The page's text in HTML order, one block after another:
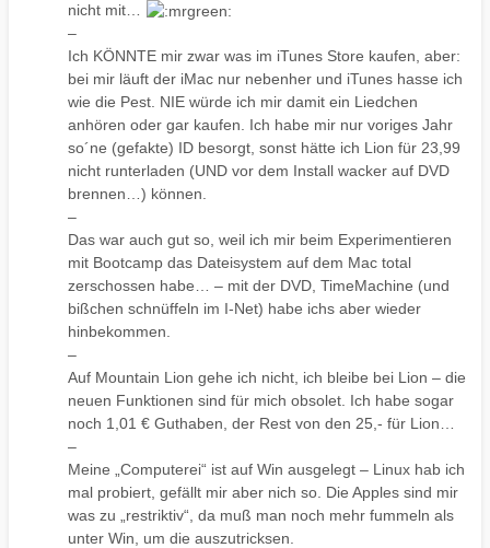
nicht mit…
–
Ich KÖNNTE mir zwar was im iTunes Store kaufen, aber:
bei mir läuft der iMac nur nebenher und iTunes hasse ich
wie die Pest. NIE würde ich mir damit ein Liedchen
anhören oder gar kaufen. Ich habe mir nur voriges Jahr
so´ne (gefakte) ID besorgt, sonst hätte ich Lion für 23,99
nicht runterladen (UND vor dem Install wacker auf DVD
brennen…) können.
–
Das war auch gut so, weil ich mir beim Experimentieren
mit Bootcamp das Dateisystem auf dem Mac total
zerschossen habe… – mit der DVD, TimeMachine (und
bißchen schnüffeln im I-Net) habe ichs aber wieder
hinbekommen.
–
Auf Mountain Lion gehe ich nicht, ich bleibe bei Lion – die
neuen Funktionen sind für mich obsolet. Ich habe sogar
noch 1,01 € Guthaben, der Rest von den 25,- für Lion…
–
Meine „Computerei“ ist auf Win ausgelegt – Linux hab ich
mal probiert, gefällt mir aber nich so. Die Apples sind mir
was zu „restriktiv“, da muß man noch mehr fummeln als
unter Win, um die auszutricksen.